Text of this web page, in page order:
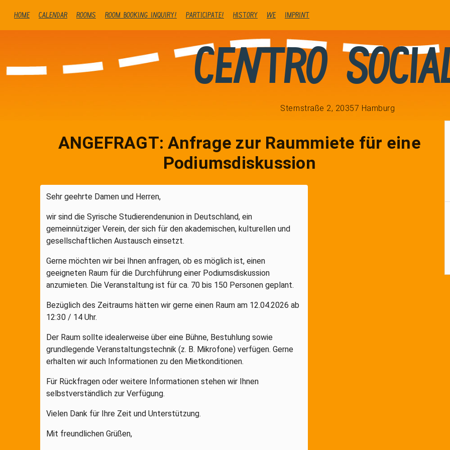
Home Calendar Rooms Room booking inquiry! Participate! history We Imprint
Centro
Sternstraße 2, 20357 Hamburg
ANGEFRAGT: Anfrage zur Raummiete für eine
Podiumsdiskussion
Sehr geehrte Damen und Herren,
wir sind die Syrische Studierendenunion in Deutschland, ein
gemeinnütziger Verein, der sich für den akademischen, kulturellen und
gesellschaftlichen Austausch einsetzt.
Gerne möchten wir bei Ihnen anfragen, ob es möglich ist, einen
geeigneten Raum für die Durchführung einer Podiumsdiskussion
anzumieten. Die Veranstaltung ist für ca. 70 bis 150 Personen geplant.
Bezüglich des Zeitraums hätten wir gerne einen Raum am 12.04.2026 ab
12:30 / 14 Uhr.
Der Raum sollte idealerweise über eine Bühne, Bestuhlung sowie
grundlegende Veranstaltungstechnik (z. B. Mikrofone) verfügen. Gerne
erhalten wir auch Informationen zu den Mietkonditionen.
Für Rückfragen oder weitere Informationen stehen wir Ihnen
selbstverständlich zur Verfügung.
Vielen Dank für Ihre Zeit und Unterstützung.
Mit freundlichen Grüßen,